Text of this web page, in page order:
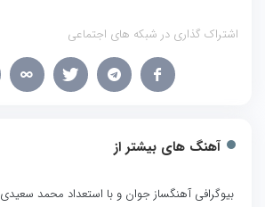
اشتراک گذاری در شبکه های اجتماعی
آهنگ های بیشتر از
بیوگرافی آهنگساز جوان و با استعداد محمد سعیدی